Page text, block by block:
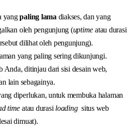
yangpaling lama diakses, dan yang
oleh pengunjung (uptime atau durasi
dilihat oleh pengunjung).
yang paling sering dikunjungi.
Anda, ditinjau dari sisi desain web,
lain sebagainya.
diperlukan, untuk membuka halaman
time atau durasi loadingsitus web
dimuat).